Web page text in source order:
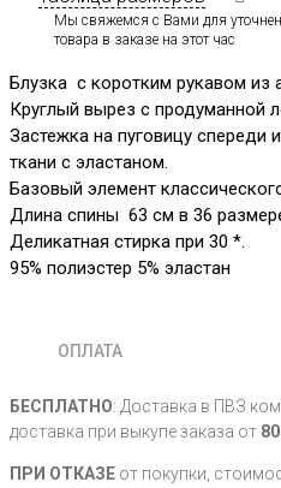
Мы свяжемся с Вами для
товара в заказе на этот час
Блузка с коротким рукавом из
Круглый вырез с продуманной
Застежка на пуговицу спереди
ткани с эластаном.
Базовый элемент
Длина спины 63 см в 36
Деликатная стирка при 30 *.
95% полиэстер 5% эластан
ОПЛАТА
БЕСПЛАТНО: Доставка в ПВЗ
доставка при выкупе заказа от
ПРИ ОТКАЗЕ от покупки,